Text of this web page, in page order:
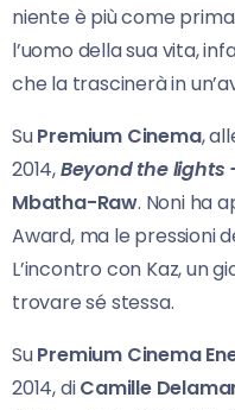
niente è più come
l’uomo della sua vita,
che la trascinerà in
SuPremium Cinema,
2014,Beyond the lights
Mbatha-Raw. Noni ha
Award, ma le pressioni
L’incontro con Kaz, un
trovare sé stessa.
SuPremium Cinema
2014, diCamille